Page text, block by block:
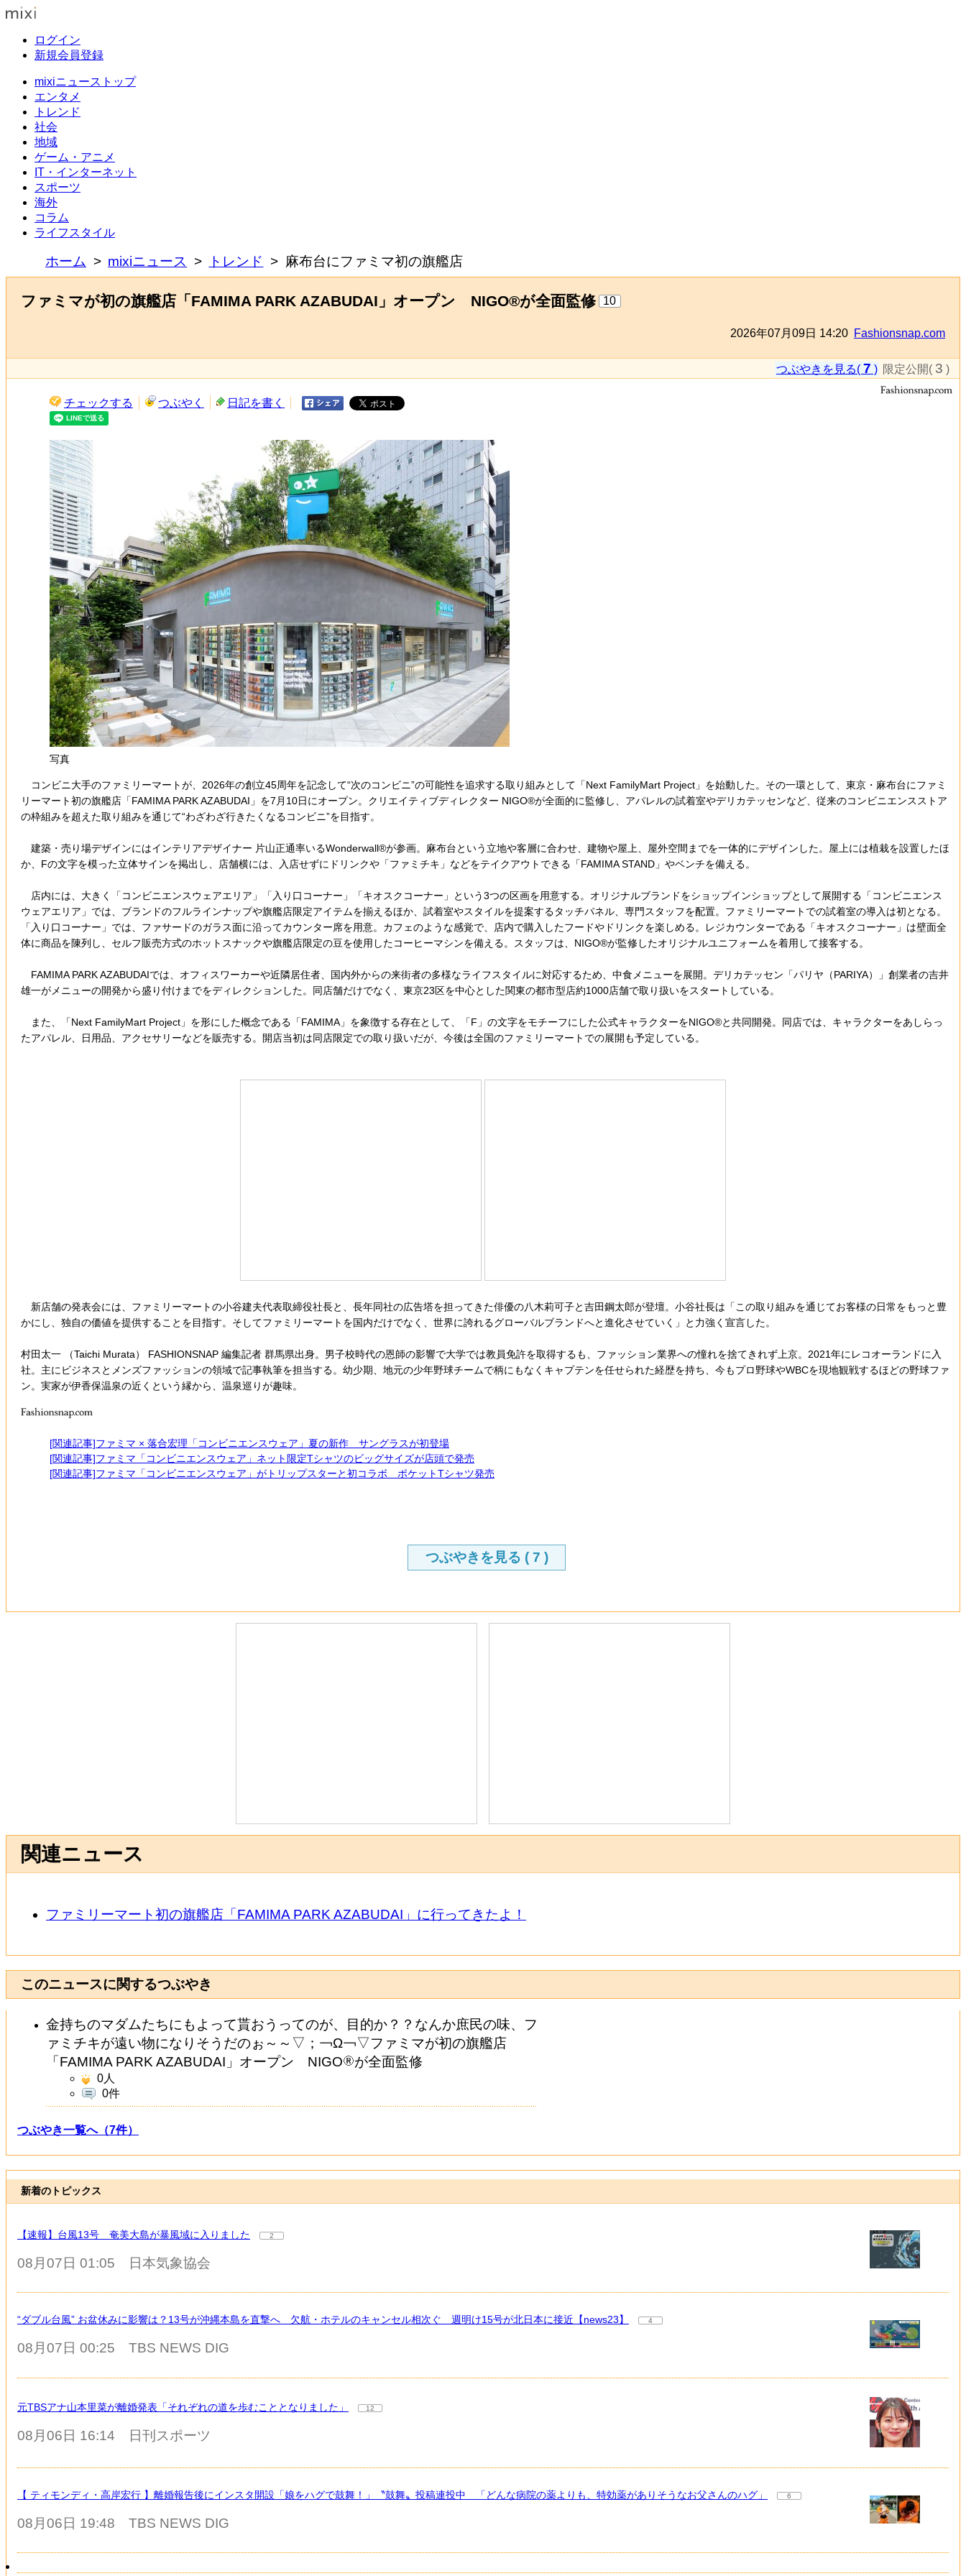
ログイン
新規会員登録
mixiニューストップ
エンタメ
トレンド
社会
地域
ゲーム・アニメ
IT・インターネット
スポーツ
海外
コラム
ライフスタイル
ホーム mixiニュース トレンド 麻布台にファミマ初の旗艦店
ファミマが初の旗艦店「FAMIMA PARK AZABUDAI」オープン NIGO®︎が全面監修 10
2026年07月09日 14:20 Fashionsnap.com
つぶやきを見る( 7 ) 限定公開( 3 )
チェックする つぶやく 日記を書く
写真
コンビニ大手のファミリーマートが、2026年の創立45周年を記念して“次のコンビニ”の可能性を追求する取り組みとして「Next FamilyMart Project」を始動した。その一環として、東京・麻布台にファミ
リーマート初の旗艦店「FAMIMA PARK AZABUDAI」を7月10日にオープン。クリエイティブディレクター NIGO®︎が全面的に監修し、アパレルの試着室やデリカテッセンなど、従来のコンビニエンスストア
の枠組みを超えた取り組みを通じて“わざわざ行きたくなるコンビニ”を目指す。
建築・売り場デザインにはインテリアデザイナー 片山正通率いるWonderwall®︎が参画。麻布台という立地や客層に合わせ、建物や屋上、屋外空間までを一体的にデザインした。屋上には植栽を設置したほ
か、Fの文字を模った立体サインを掲出し、店舗横には、入店せずにドリンクや「ファミチキ」などをテイクアウトできる「FAMIMA STAND」やベンチを備える。
店内には、大きく「コンビニエンスウェアエリア」「入り口コーナー」「キオスクコーナー」という3つの区画を用意する。オリジナルブランドをショップインショップとして展開する「コンビニエンス
ウェアエリア」では、ブランドのフルラインナップや旗艦店限定アイテムを揃えるほか、試着室やスタイルを提案するタッチパネル、専門スタッフを配置。ファミリーマートでの試着室の導入は初となる。
「入り口コーナー」では、ファサードのガラス面に沿ってカウンター席を用意。カフェのような感覚で、店内で購入したフードやドリンクを楽しめる。レジカウンターである「キオスクコーナー」は壁面全
体に商品を陳列し、セルフ販売方式のホットスナックや旗艦店限定の豆を使用したコーヒーマシンを備える。スタッフは、NIGO®︎が監修したオリジナルユニフォームを着用して接客する。
FAMIMA PARK AZABUDAIでは、オフィスワーカーや近隣居住者、国内外からの来街者の多様なライフスタイルに対応するため、中食メニューを展開。デリカテッセン「パリヤ（PARIYA）」創業者の吉井
雄一がメニューの開発から盛り付けまでをディレクションした。同店舗だけでなく、東京23区を中心とした関東の都市型店約1000店舗で取り扱いをスタートしている。
また、「Next FamilyMart Project」を形にした概念である「FAMIMA」を象徴する存在として、「F」の文字をモチーフにした公式キャラクターをNIGO®︎と共同開発。同店では、キャラクターをあしらっ
たアパレル、日用品、アクセサリーなどを販売する。開店当初は同店限定での取り扱いだが、今後は全国のファミリーマートでの展開も予定している。
新店舗の発表会には、ファミリーマートの小谷建夫代表取締役社長と、長年同社の広告塔を担ってきた俳優の八木莉可子と吉田鋼太郎が登壇。小谷社長は「この取り組みを通じてお客様の日常をもっと豊
かにし、独自の価値を提供することを目指す。そしてファミリーマートを国内だけでなく、世界に誇れるグローバルブランドへと進化させていく」と力強く宣言した。
村田太一 （Taichi Murata） FASHIONSNAP 編集記者 群馬県出身。男子校時代の恩師の影響で大学では教員免許を取得するも、ファッション業界への憧れを捨てきれず上京。2021年にレコオーランドに入
社。主にビジネスとメンズファッションの領域で記事執筆を担当する。幼少期、地元の少年野球チームで柄にもなくキャプテンを任せられた経歴を持ち、今もプロ野球やWBCを現地観戦するほどの野球ファ
ン。実家が伊香保温泉の近くという縁から、温泉巡りが趣味。
[関連記事]ファミマ × 落合宏理「コンビニエンスウェア」夏の新作 サングラスが初登場
[関連記事]ファミマ「コンビニエンスウェア」ネット限定Tシャツのビッグサイズが店頭で発売
[関連記事]ファミマ「コンビニエンスウェア」がトリップスターと初コラボ ポケットTシャツ発売
つぶやきを見る ( 7 )
関連ニュース
ファミリーマート初の旗艦店「FAMIMA PARK AZABUDAI」に行ってきたよ！
このニュースに関するつぶやき
金持ちのマダムたちにもよって貰おうってのが、目的か？？なんか庶民の味、フ
ァミチキが遠い物になりそうだのぉ～～▽；￢Ω￢▽ファミマが初の旗艦店
「FAMIMA PARK AZABUDAI」オープン NIGO
︎が全面監修
0人
0件
つぶやき一覧へ（7件）
新着のトピックス
【速報】台風13号 奄美大島が暴風域に入りました 2
08月07日 01:05 日本気象協会
“ダブル台風” お盆休みに影響は？13号が沖縄本島を直撃へ 欠航・ホテルのキャンセル相次ぐ 週明け15号が北日本に接近【news23】 4
08月07日 00:25 TBS NEWS DIG
元TBSアナ山本里菜が離婚発表「それぞれの道を歩むこととなりました」 12
08月06日 16:14 日刊スポーツ
【 ティモンディ・高岸宏行 】離婚報告後にインスタ開設「娘をハグで鼓舞！」〝鼓舞〟投稿連投中 「どんな病院の薬よりも、特効薬がありそうなお父さんのハグ」 6
08月06日 19:48 TBS NEWS DIG